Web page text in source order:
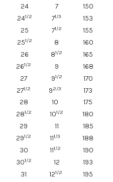
24 7 150
241/2 71/3 153
25 71/2 155
251/2 8 160
26 81/2 165
261/2 9 168
27 91/2 170
271/2 92/3 173
28 10 175
281/2 101/2 180
29 11 185
291/2 111/3 188
30 111/2 190
301/2 12 193
31 121/2 195